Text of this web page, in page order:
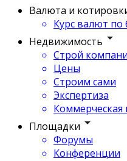
Валюта и
Курс валют
Недвижимость
Строй
Цены
Строим сами
Экспертиза
Площадки
Форумы
Конференции